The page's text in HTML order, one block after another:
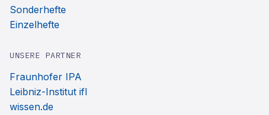
Sonderhefte
Einzelhefte
UNSERE PARTNER
Fraunhofer IPA
Leibniz-Institut ifl
wissen.de